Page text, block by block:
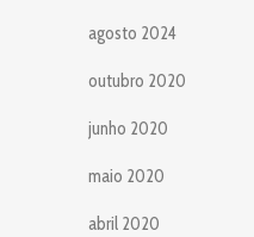
agosto 2024
outubro 2020
junho 2020
maio 2020
abril 2020